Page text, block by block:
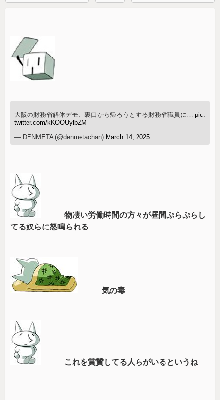
大阪の財務省解体デモ、裏口から帰ろうとする財務省職員に…pic.
twitter.com/kKOOUylbZM
— DENMETA (@denmetachan) March 14, 2025
物凄い労働時間の方々が昼間ぷらぷらし
てる奴らに怒鳴られる
気の毒
これを賞賛してる人らがいるというね